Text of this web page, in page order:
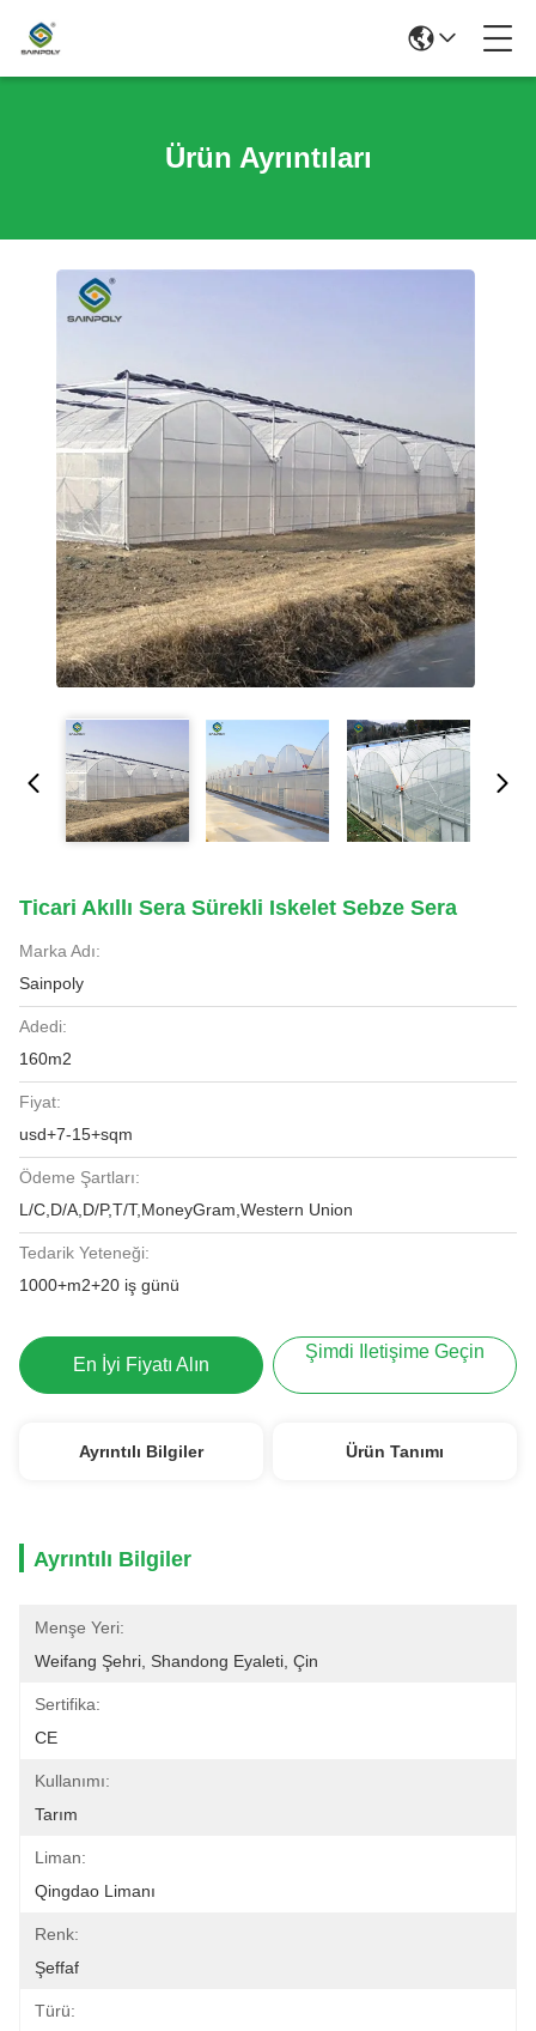
Ürün Ayrıntıları
Ticari Akıllı Sera Sürekli Iskelet Sebze Sera
Marka Adı:
Sainpoly
Adedi:
160m2
Fiyat:
usd+7-15+sqm
Ödeme Şartları:
L/C,D/A,D/P,T/T,MoneyGram,Western Union
Tedarik Yeteneği:
1000+m2+20 iş günü
En İyi Fiyatı Alın
Şimdi Iletişime Geçin
Ayrıntılı Bilgiler Ürün Tanımı
Ayrıntılı Bilgiler
Menşe Yeri:
Weifang Şehri, Shandong Eyaleti, Çin
Sertifika:
CE
Kullanımı:
Tarım
Liman:
Qingdao Limanı
Renk:
Şeffaf
Türü: